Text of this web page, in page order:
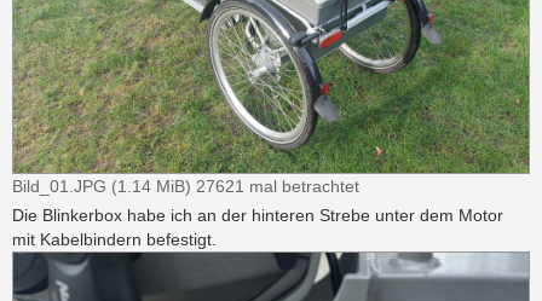
Bild_01.JPG (1.14 MiB) 27621 mal betrachtet
Die Blinkerbox habe ich an der hinteren Strebe unter dem Motor
mit Kabelbindern befestigt.